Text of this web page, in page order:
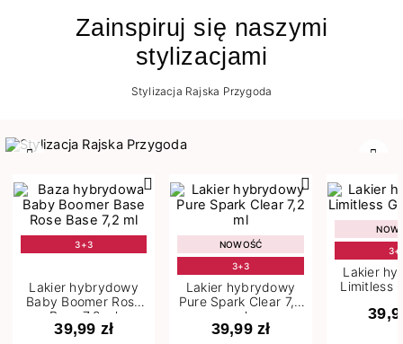
Zainspiruj się naszymi
stylizacjami
Stylizacja Rajska Przygoda
3+3
Lakier hybrydowy
Baby Boomer Rose
Base 7,2 ml
39,99 zł
NOWOŚĆ
3+3
Lakier hybrydowy
Pure Spark Clear 7,2
ml
39,99 zł
Lakier
Limitless